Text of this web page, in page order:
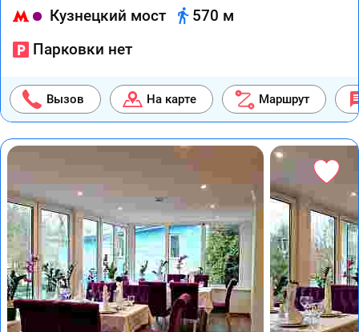
Кузнецкий мост
570 м
Парковки нет
Вызов На карте Маршрут